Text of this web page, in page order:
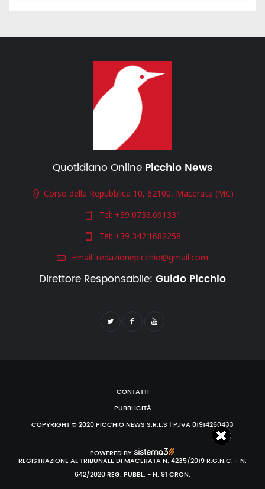
Quotidiano Online Picchio News
Corso della Repubblica 10, 62100, Macerata (MC)
Tel: +39 0733.691331
Tel: +39 342.1682258
Email: redazionepicchio@gmail.com
Direttore Responsabile: Guido Picchio
CONTATTI
PUBBLICITÀ
COPYRIGHT © 2020 PICCHIO NEWS S.R.L.S | P.IVA 01914260433
POWERED BY
REGISTRAZIONE AL TRIBUNALE DI MACERATA N. 4235/2019 R.G.N.C. - N.
642/2020 REG. PUBBL. - N. 91 CRON.